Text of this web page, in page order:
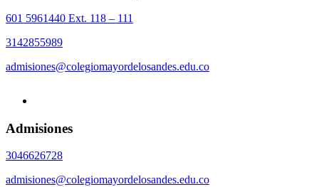
601 5961440 Ext. 118 – 111
3142855989
admisiones@colegiomayordelosandes.edu.co
Admisiones
3046626728
admisiones@colegiomayordelosandes.edu.co